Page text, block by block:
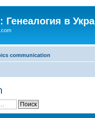
в
communication